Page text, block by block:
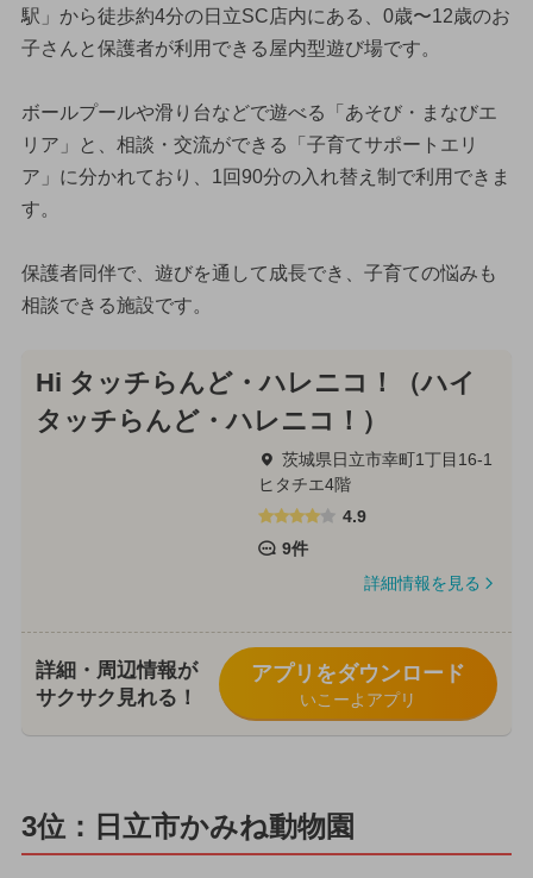
駅」から徒歩約4分の日立SC店内にある、0歳〜12歳のお
子さんと保護者が利用できる屋内型遊び場です。
ボールプールや滑り台などで遊べる「あそび・まなびエ
リア」と、相談・交流ができる「子育てサポートエリ
ア」に分かれており、1回90分の入れ替え制で利用できま
す。
保護者同伴で、遊びを通して成長でき、子育ての悩みも
相談できる施設です。
Hi タッチらんど・ハレニコ！（ハイ
タッチらんど・ハレニコ！）
茨城県日立市幸町1丁目16-1
ヒタチエ4階
4.9
9件
詳細情報を見る
詳細・周辺情報が
サクサク見れる！
アプリをダウンロード
いこーよアプリ
3位：日立市かみね動物園